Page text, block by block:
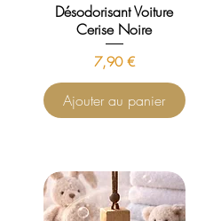
Désodorisant Voiture
Cerise Noire
Prix
7,90 €
Ajouter au panier